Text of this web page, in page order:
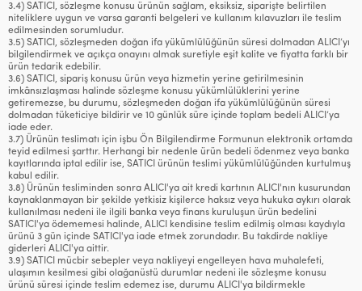
3.4) SATICI, sözleşme konusu ürünün sağlam, eksiksiz, siparişte belirtilen
niteliklere uygun ve varsa garanti belgeleri ve kullanım kılavuzları ile teslim
edilmesinden sorumludur.
3.5) SATICI, sözleşmeden doğan ifa yükümlülüğünün süresi dolmadan ALICI’yı
bilgilendirmek ve açıkça onayını almak suretiyle eşit kalite ve fiyatta farklı bir
ürün tedarik edebilir.
3.6) SATICI, sipariş konusu ürün veya hizmetin yerine getirilmesinin
imkânsızlaşması halinde sözleşme konusu yükümlülüklerini yerine
getiremezse, bu durumu, sözleşmeden doğan ifa yükümlülüğünün süresi
dolmadan tüketiciye bildirir ve 10 günlük süre içinde toplam bedeli ALICI’ya
iade eder.
3.7) Ürünün teslimatı için işbu Ön Bilgilendirme Formunun elektronik ortamda
teyid edilmesi şarttır. Herhangi bir nedenle ürün bedeli ödenmez veya banka
kayıtlarında iptal edilir ise, SATICI ürünün teslimi yükümlülüğünden kurtulmuş
kabul edilir.
3.8) Ürünün tesliminden sonra ALICI'ya ait kredi kartının ALICI'nın kusurundan
kaynaklanmayan bir şekilde yetkisiz kişilerce haksız veya hukuka aykırı olarak
kullanılması nedeni ile ilgili banka veya finans kuruluşun ürün bedelini
SATICI'ya ödememesi halinde, ALICI kendisine teslim edilmiş olması kaydıyla
ürünü 3 gün içinde SATICI'ya iade etmek zorundadır. Bu takdirde nakliye
giderleri ALICI'ya aittir.
3.9) SATICI mücbir sebepler veya nakliyeyi engelleyen hava muhalefeti,
ulaşımın kesilmesi gibi olağanüstü durumlar nedeni ile sözleşme konusu
ürünü süresi içinde teslim edemez ise, durumu ALICI'ya bildirmekle